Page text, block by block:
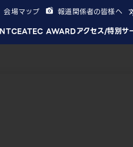
CEATEC AWARDアクセス/特別サ
会場マップ 報道関係者の皆様へ